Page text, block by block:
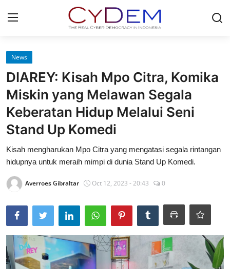
News
Contact
Politik
Redaksi
Nasional
Lainya
News
DIAREY: Kisah Mpo Citra, Komika
Miskin yang Melawan Segala
Keberatan Hidup Melalui Seni
Stand Up Komedi
Kisah mengharukan Mpo Citra yang mengatasi segala rintangan
hidupnya untuk meraih mimpi di dunia Stand Up Komedi.
Averroes Gibraltar Oct 12, 2023 - 20:43 0